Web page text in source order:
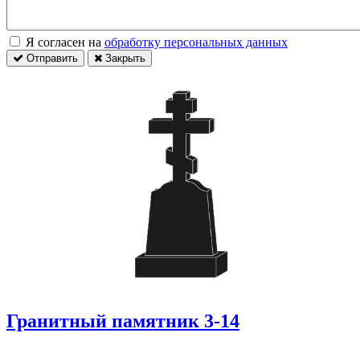
Я согласен на обработку персональных данных
Отправить Закрыть
Гранитный памятник 3-14